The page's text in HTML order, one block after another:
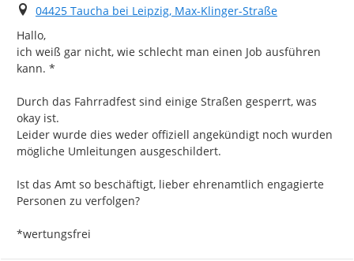
Ort
04425 Taucha bei Leipzig, Max-Klinger-Straße
Hallo,
ich weiß gar nicht, wie schlecht man einen Job ausführen
kann. *
Durch das Fahrradfest sind einige Straßen gesperrt, was
okay ist.
Leider wurde dies weder offiziell angekündigt noch wurden
mögliche Umleitungen ausgeschildert.
Ist das Amt so beschäftigt, lieber ehrenamtlich engagierte
Personen zu verfolgen?
*wertungsfrei